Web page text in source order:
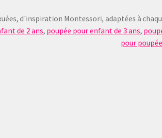
d'inspiration Montessori, adaptées à
de 2 ans, poupée pour enfant de 3 ans,
pour